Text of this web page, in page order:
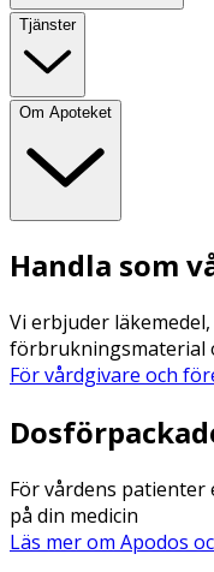
Tjänster
Om Apoteket
Handla som
Vi erbjuder
förbrukningsmaterial
För vårdgivare och
För vårdens
på din medicin
Läs mer om Apodos